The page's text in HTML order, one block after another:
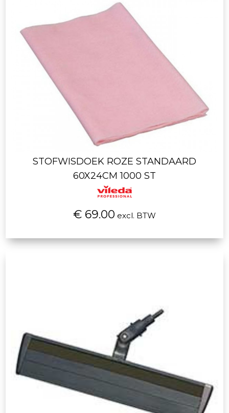
STOFWISDOEK ROZE STANDAARD
60X24CM 1000 ST
€ 69.00 excl. BTW